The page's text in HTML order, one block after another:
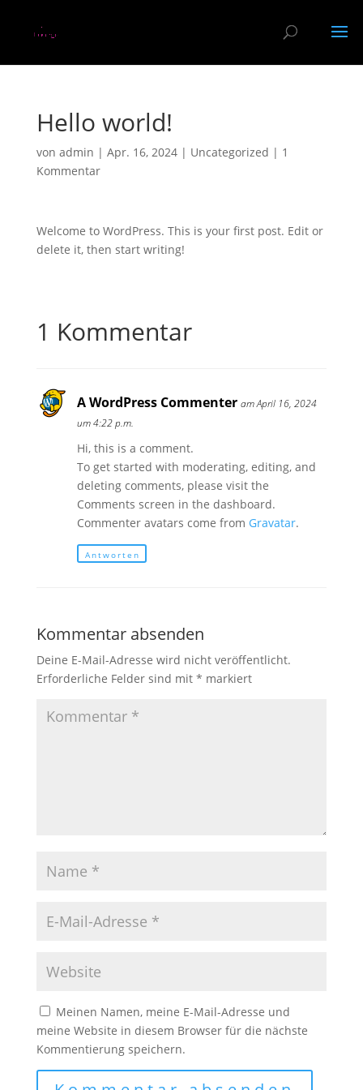
Hello world!
von admin | Apr. 16, 2024| Uncategorized | 1
Kommentar
Welcome to WordPress. This is your first post. Edit or
delete it, then start writing!
1 Kommentar
A WordPress Commenter am April 16, 2024
um 4:22 p.m.
Hi, this is a comment.
To get started with moderating, editing, and
deleting comments, please visit the
Comments screen in the dashboard.
Commenter avatars come from Gravatar.
Antworten
Kommentar absenden
Deine E-Mail-Adresse wird nicht veröffentlicht.
Erforderliche Felder sind mit * markiert
Meinen Namen, meine E-Mail-Adresse und
meine Website in diesem Browser für die nächste
Kommentierung speichern.